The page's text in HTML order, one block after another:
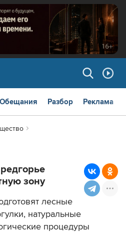
Обещания Разбор Реклама
зону
лесные
натуральные
процедуры